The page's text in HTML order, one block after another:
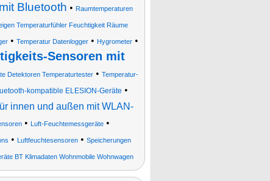
Bluetooth • Raumtemperaturen
Temperaturfühler Feuchtigkeit Räume
• Temperatur Datenlogger• Hygrometer•
Sensoren mit
Detektoren Temperaturtester • Temperatur-
kompatible ELESION-Geräte •
innen und außen mit WLAN-
• Luft-Feuchtemessgeräte •
• Luftfeuchtesensoren • Speicherungen
BT Klimadaten Wohnmobile Wohnwagen